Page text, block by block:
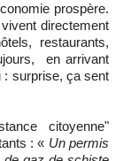
prospère.
directement
restaurants,
en arrivant
: surprise, ça sent
citoyenne"
: « Un permis